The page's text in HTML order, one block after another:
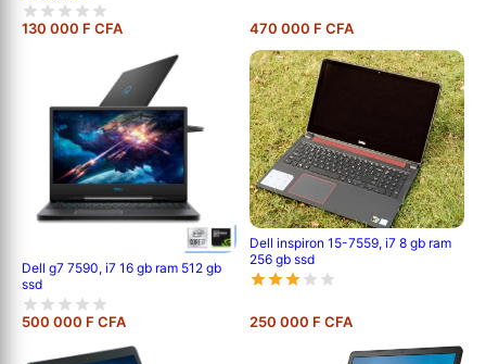
130 000 F CFA 470 000 F CFA
Dell g7 7590, i7 16 gb ram 512 gb
ssd
500 000 F CFA
Dell inspiron 15-7559, i7 8 gb ram
256 gb ssd
250 000 F CFA